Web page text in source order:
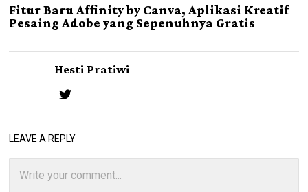
Fitur Baru Affinity by Canva, Aplikasi Kreatif
Pesaing Adobe yang Sepenuhnya Gratis
Hesti Pratiwi
LEAVE A REPLY